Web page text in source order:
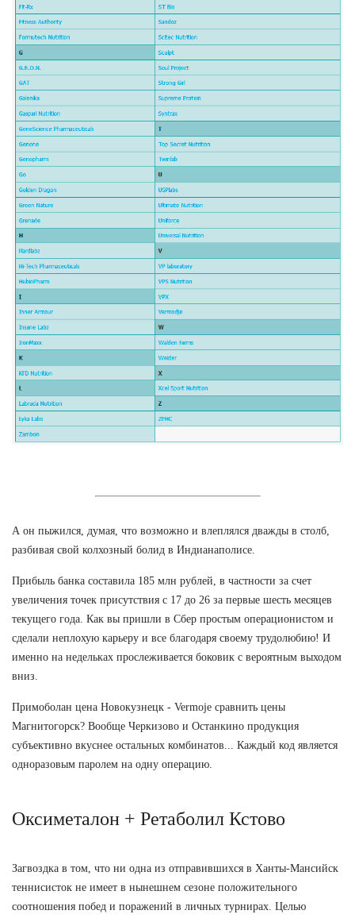
А он пыжился, думая, что возможно и влеплялся дважды в столб,
разбивая свой колхозный болид в Индианаполисе.
Прибыль банка составила 185 млн рублей, в частности за счет
увеличения точек присутствия с 17 до 26 за первые шесть месяцев
текущего года. Как вы пришли в Сбер простым операционистом и
сделали неплохую карьеру и все благодаря своему трудолюбию! И
именно на недельках прослеживается боковик с вероятным выходом
вниз.
Примоболан цена Новокузнецк - Vermoje сравнить цены
Магнитогорск? Вообще Черкизово и Останкино продукция
субъективно вкуснее остальных комбинатов... Каждый код является
одноразовым паролем на одну операцию.
Оксиметалон + Ретаболил Кстово
Загвоздка в том, что ни одна из отправившихся в Ханты-Мансийск
теннисисток не имеет в нынешнем сезоне положительного
соотношения побед и поражений в личных турнирах. Целью